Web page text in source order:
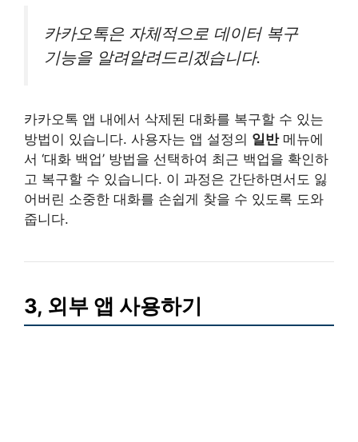
카카오톡은 자체적으로 데이터 복구
기능을 알려알려드리겠습니다.
카카오톡 앱 내에서 삭제된 대화를 복구할 수 있는
방법이 있습니다. 사용자는 앱 설정의 일반메뉴에
서 ‘대화 백업’ 방법을 선택하여 최근 백업을 확인하
고 복구할 수 있습니다. 이 과정은 간단하면서도 잃
어버린 소중한 대화를 손쉽게 찾을 수 있도록 도와
줍니다.
3, 외부 앱 사용하기